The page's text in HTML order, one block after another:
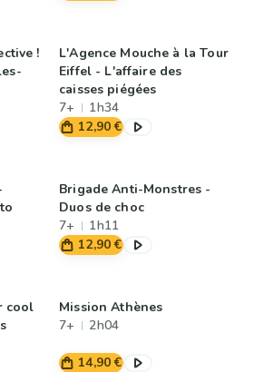
!
L'Agence Mouche à la Tour
Eiffel - L'affaire des
caisses piégées
7+
1h34
12,90 €
Brigade Anti-Monstres -
Duos de choc
7+
1h11
12,90 €
cool
Mission Athènes
7+
2h04
14,90 €